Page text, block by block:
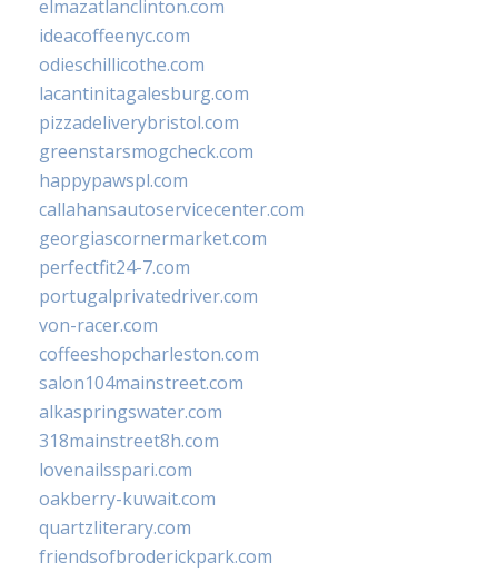
elmazatlanclinton.com
ideacoffeenyc.com
odieschillicothe.com
lacantinitagalesburg.com
pizzadeliverybristol.com
greenstarsmogcheck.com
happypawspl.com
callahansautoservicecenter.com
georgiascornermarket.com
perfectfit24-7.com
portugalprivatedriver.com
von-racer.com
coffeeshopcharleston.com
salon104mainstreet.com
alkaspringswater.com
318mainstreet8h.com
lovenailsspari.com
oakberry-kuwait.com
quartzliterary.com
friendsofbroderickpark.com